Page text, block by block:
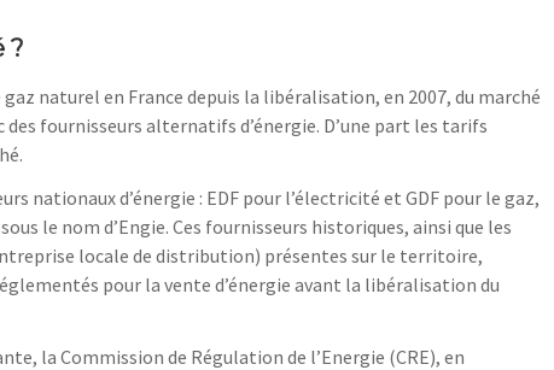
?
naturel en France depuis la libéralisation, en 2007, du marché
des fournisseurs alternatifs d’énergie. D’une part les tarifs
nationaux d’énergie : EDF pour l’électricité et GDF pour le gaz,
le nom d’Engie. Ces fournisseurs historiques, ainsi que les
locale de distribution) présentes sur le territoire,
pour la vente d’énergie avant la libéralisation du
la Commission de Régulation de l’Energie (CRE), en